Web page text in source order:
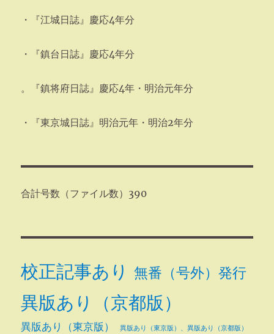
・『江城日誌』慶応4年分
・『鎮台日誌』慶応4年分
。『鎮将府日誌』慶応4年・明治元年分
・『東京城日誌』明治元年・明治2年分
合計号数（ファイル数）390
校正記事あり 無番（号外）発行
異版あり（京都版）
異版あり（東京版） 異版あり（東京版）、異版あり（京都版）